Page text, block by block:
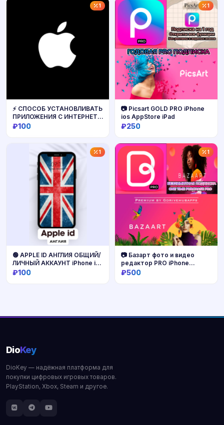
Купить
1
Купить
⚡️ СПОСОБ УСТАНОВЛИВАТЬ
ПРИЛОЖЕНИЯ С ИНТЕРНЕТА
НА IOS
₽100
1
Купить
📷 Picsart GOLD PRO iPhone
ios AppStore iPad
₽250
1
🟢 APPLE ID АНГЛИЯ ОБЩИЙ/
ЛИЧНЫЙ АККАУНТ iPhone ios
AppStore GB
₽100
1
📷 Базарт фото и видео
редактор PRO iPhone
AppStore ios
₽500
DioKey
DioKey — надёжная платформа для
покупки цифровых игровых товаров.
PlayStation, Xbox, Steam и другое.